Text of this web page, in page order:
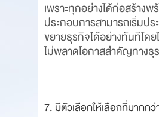
เพราะทุกอย่างได้ก่อสร้าง
ประกอบการสามารถเริ่มป
ขยายธุรกิจได้อย่างทันทีโดย
ไม่พลาดโอกาสสำคัญทางธุ
7. มีตัวเลือกให้เลือกที่มากกว่